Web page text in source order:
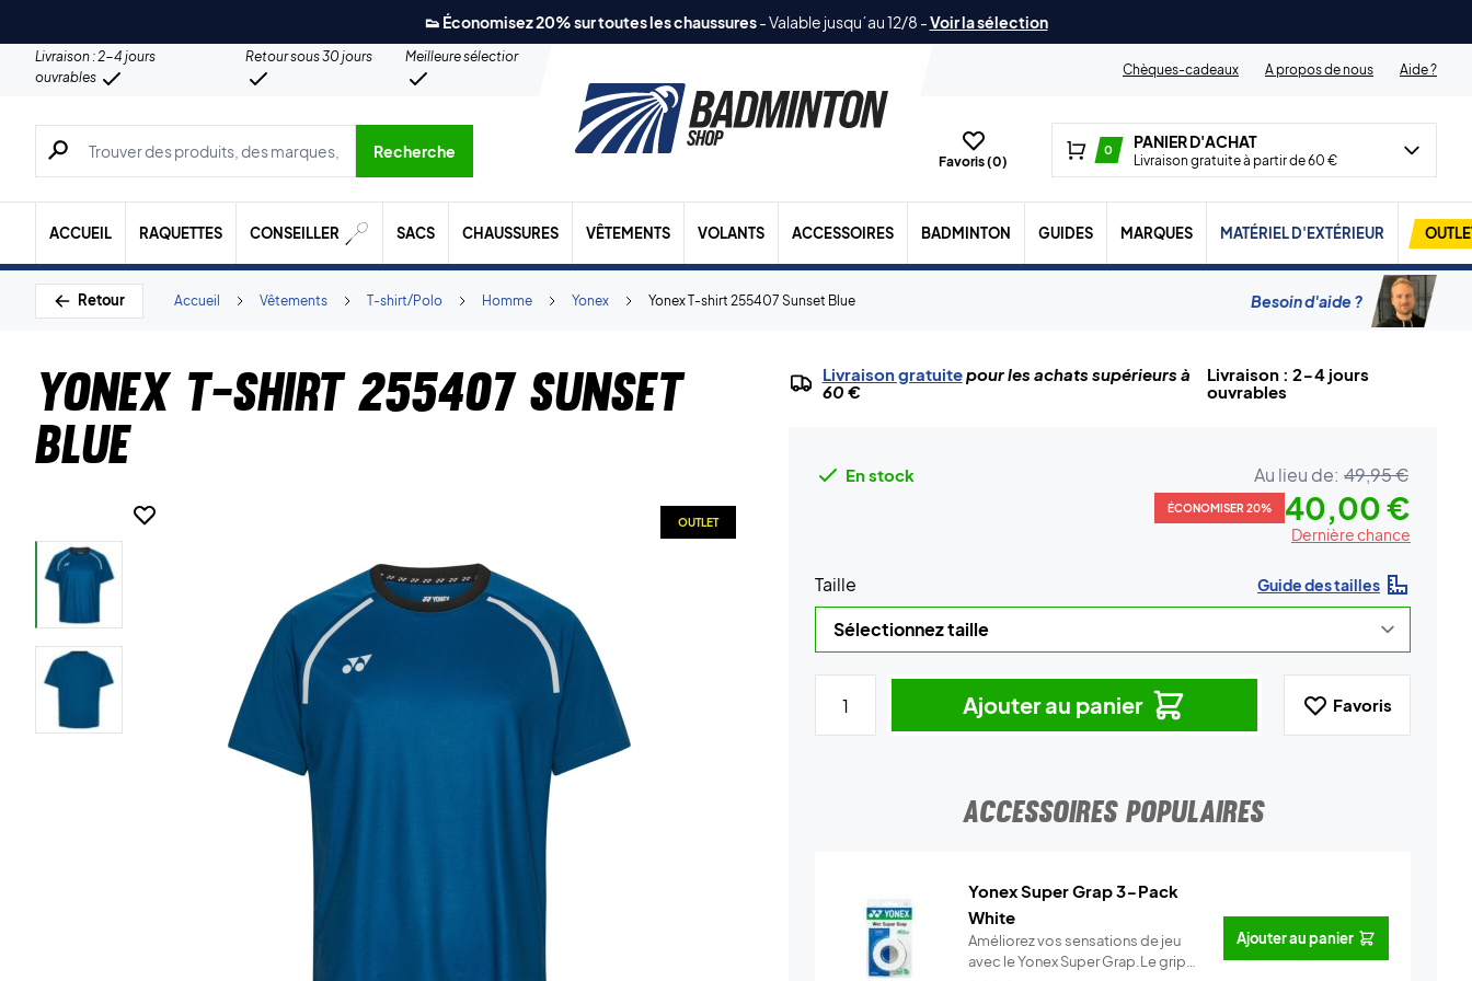
👟 Économisez 20% sur toutes les chaussures-Valable jusqu´au 12/8 -Voir la sélection
Livraison : 2-4 jours
ouvrables
Retour sous 30 jours
Meilleure sélection
Chèques-cadeaux
A propos de nous Aide ?
Recherche de produits, de marques, etc.
Recherche
Favoris (0)
0 PANIER D'ACHAT
Livraison gratuite à partir de 60 €
ACCUEIL RAQUETTES CONSEILLER SACS CHAUSSURES VÊTEMENTS VOLANTS ACCESSOIRES BADMINTON GUIDES MARQUES MATÉRIEL D'EXTÉRIEUR
Retour Yonex T-shirt 255407 Sunset Blue
Yonex
Homme
T-shirt/Polo
Vêtements
Accueil Besoin d'aide ?
Yonex T-shirt 255407 Sunset
Blue
OUTLET
Livraison gratuitepour les achats supérieurs à
60 €
Livraison : 2-4 jours
ouvrables
En stock Au lieu de: 49,95 €
ÉCONOMISER 20% 40,00 €
Dernière chance
Taille Guide des tailles
Ajouter au panier Favoris
ACCESSOIRES POPULAIRES
Yonex Super Grap 3-Pack
White
Améliorez vos sensations de jeu
avec le Yonex Super Grap.Le grip
Ajouter au panier